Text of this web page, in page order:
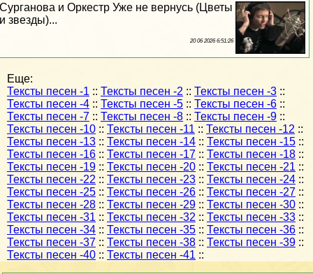
Сурганова и Оркестр Уже не вернусь (Цветы
и звезды)...
20 06 2026 6:51:26
Еще:
Тексты песен -1 :: Тексты песен -2 :: Тексты песен -3 ::
Тексты песен -4 :: Тексты песен -5 :: Тексты песен -6 ::
Тексты песен -7 :: Тексты песен -8 :: Тексты песен -9 ::
Тексты песен -10 :: Тексты песен -11 :: Тексты песен -12 ::
Тексты песен -13 :: Тексты песен -14 :: Тексты песен -15 ::
Тексты песен -16 :: Тексты песен -17 :: Тексты песен -18 ::
Тексты песен -19 :: Тексты песен -20 :: Тексты песен -21 ::
Тексты песен -22 :: Тексты песен -23 :: Тексты песен -24 ::
Тексты песен -25 :: Тексты песен -26 :: Тексты песен -27 ::
Тексты песен -28 :: Тексты песен -29 :: Тексты песен -30 ::
Тексты песен -31 :: Тексты песен -32 :: Тексты песен -33 ::
Тексты песен -34 :: Тексты песен -35 :: Тексты песен -36 ::
Тексты песен -37 :: Тексты песен -38 :: Тексты песен -39 ::
Тексты песен -40 :: Тексты песен -41 ::